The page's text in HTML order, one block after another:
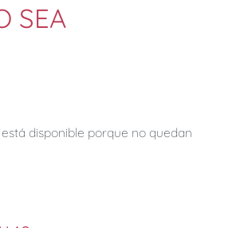
SEA
disponible porque no quedan